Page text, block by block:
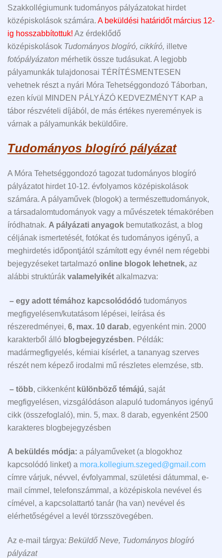
Szakkollégiumunk tudományos pályázatokat hirdet
középiskolások számára. A beküldési határidőt március 12-
ig hosszabbítottuk! Az érdeklődő
középiskolások Tudományos blogíró, cikkíró, illetve
fotópályázaton mérhetik össze tudásukat. A legjobb
pályamunkák tulajdonosai TÉRÍTÉSMENTESEN
vehetnek részt a nyári Móra Tehetséggondozó Táborban,
ezen kívül MINDEN PÁLYÁZÓ KEDVEZMÉNYT KAP a
tábor részvételi díjából, de más értékes nyeremények is
várnak a pályamunkák beküldőire.
Tudományos blogíró pályázat
A Móra Tehetséggondozó tagozat tudományos blogíró
pályázatot hirdet 10-12. évfolyamos középiskolások
számára. A pályaművek (blogok) a természettudományok,
a társadalomtudományok vagy a művészetek témakörében
íródhatnak. A pályázati anyagok bemutatkozást, a blog
céljának ismertetését, fotókat és tudományos igényű, a
meghirdetés időpontjától számított egy évnél nem régebbi
bejegyzéseket tartalmazó online blogok lehetnek, az
alábbi struktúrák valamelyikét alkalmazva:
– egy adott témához kapcsolódódó tudományos
megfigyelésem/kutatásom lépései, leírása és
részeredményei, 6, max. 10 darab, egyenként min. 2000
karakterből álló blogbejegyzésben. Példák:
madármegfigyelés, kémiai kísérlet, a tananyag szerves
részét nem képező irodalmi mű részletes elemzése, stb.
– több, cikkenként különböző témájú, saját
megfigyelésen, vizsgálódáson alapuló tudományos igényű
cikk (összefoglaló), min. 5, max. 8 darab, egyenként 2500
karakteres blogbejegyzésben
A beküldés módja: a pályaműveket (a blogokhoz
kapcsolódó linket) a mora.kollegium.szeged@gmail.com
címre várjuk, névvel, évfolyammal, születési dátummal, e-
mail címmel, telefonszámmal, a középiskola nevével és
címével, a kapcsolattartó tanár (ha van) nevével és
elérhetőségével a levél törzsszövegében.
Az e-mail tárgya: Beküldő Neve, Tudományos blogíró
pályázat